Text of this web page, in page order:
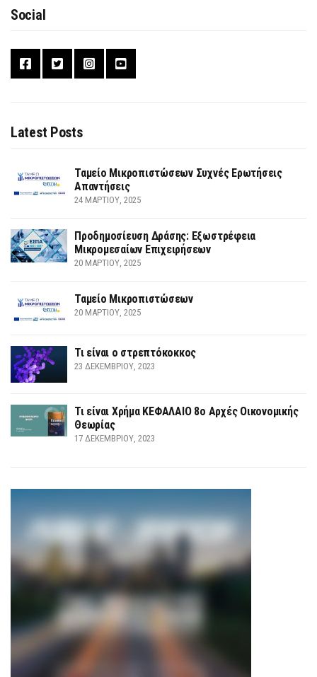
Social
Latest Posts
Ταμείο Μικροπιστώσεων Συχνές Ερωτήσεις
Απαντήσεις
24 ΜΑΡΤΊΟΥ, 2025
Προδημοσίευση Δράσης: Εξωστρέφεια
Μικρομεσαίων Επιχειρήσεων
20 ΜΑΡΤΊΟΥ, 2025
Ταμείο Μικροπιστώσεων
20 ΜΑΡΤΊΟΥ, 2025
Τι είναι ο στρεπτόκοκκος
23 ΔΕΚΕΜΒΡΊΟΥ, 2023
Τι είναι Χρήμα ΚΕΦΑΛΑΙΟ 8ο Αρχές Οικονομικής
Θεωρίας
17 ΔΕΚΕΜΒΡΊΟΥ, 2023